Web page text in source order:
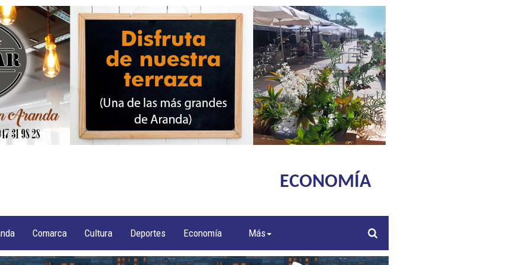
ECONOMÍA
Comarca Cultura Deportes Economía Más